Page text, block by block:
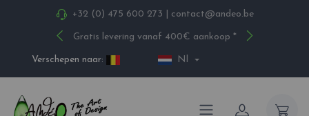
+32 (0) 475 600 273 contact@andeo.be
Gratis levering vanaf 400€ aankoop *
Verschepen naar: Nl